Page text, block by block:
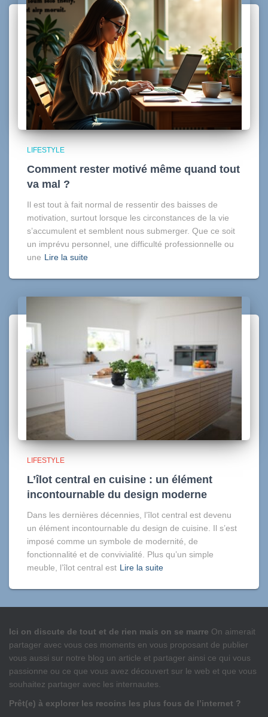
LIFESTYLE
Comment rester motivé même quand tout
va mal ?
Il est tout à fait normal de ressentir des baisses de
motivation, surtout lorsque les circonstances de la vie
s’accumulent et semblent nous submerger. Que ce soit
un imprévu personnel, une difficulté professionnelle ou
une Lire la suite
LIFESTYLE
L’îlot central en cuisine : un élément
incontournable du design moderne
Dans les dernières décennies, l’îlot central est devenu
un élément incontournable du design de cuisine. Il s’est
imposé comme un symbole de modernité, de
fonctionnalité et de convivialité. Plus qu’un simple
meuble, l’îlot central est Lire la suite
Ici on discute de tout et de rien mais on se marre On aimerait
partager avec vous ces moments en vous proposant de publier
vous aussi sur notre blog un article et partager ainsi ce qui vous
passionne ou ce que vous avez découvert sur le web et que vous
souhaitez partager avec les internautes.
Prêt(e) à explorer les recoins les plus fous de l’internet ?